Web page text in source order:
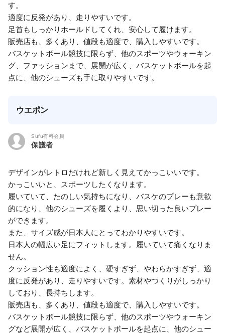
す。
適度に反発があり、走りやすいです。
足首もしっかりホールドしてくれ、安心して履けます。
販売店も、多くあり、値段も適度で、購入しやすいです。
バスケットボール競技に限らず、他のスポーツやウォーキン
グ、ファッションまで、展開が広く、バスケットボールを起
点に、他のシューズも手に取りやすいです。
ウエポン
Sufu有料会員
保護者
デザインがレトロだけれど新しく見えてかっこいいです。
かっこいいと、スポーツしたくなります。
履いていて、たのしい気持ちになり、バスケのプレーも意欲
的になり、他のシューズを履くより、思い切った良いプレー
ができます。
また、サイズ感が日本人にとってわかりやすいです。
日本人の幅広い足にフィットします。履いていて痛くなりま
せん。
クッション性も適度によく、硬すぎず、やわらかすぎず、適
度に反発があり、走りやすいです。素材やつくりがしっかり
しており、長持ちします。
販売店も、多くあり、値段も適度で、購入しやすいです。
バスケットボール競技に限らず、他のスポーツやウォーキン
グなど展開が広く、バスケットボールを起点に、他のシュー